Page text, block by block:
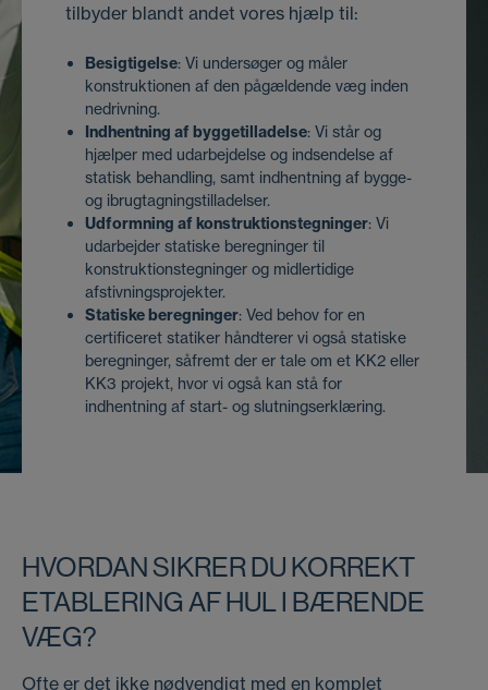
tilbyder blandt andet vores hjælp til:
Besigtigelse: Vi undersøger og måler
konstruktionen af den pågældende væg inden
nedrivning.
Indhentning af byggetilladelse: Vi står og
hjælper med udarbejdelse og indsendelse af
statisk behandling, samt indhentning af bygge-
og ibrugtagningstilladelser.
Udformning af konstruktionstegninger: Vi
udarbejder statiske beregninger til
konstruktionstegninger og midlertidige
afstivningsprojekter.
Statiske beregninger: Ved behov for en
certificeret statiker håndterer vi også statiske
beregninger, såfremt der er tale om et KK2 eller
KK3 projekt, hvor vi også kan stå for
indhentning af start- og slutningserklæring.
HVORDAN SIKRER DU KORREKT
ETABLERING AF HUL I BÆRENDE
VÆG?
Ofte er det ikke nødvendigt med en komplet